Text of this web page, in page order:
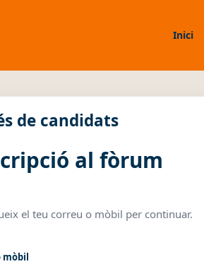
Inici
de candidats
al fòrum
el teu correu o mòbil per continuar.
mòbil